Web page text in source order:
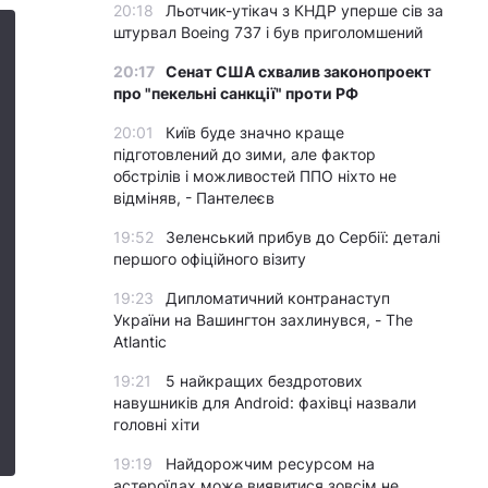
20:18
Льотчик-утікач з КНДР уперше сів за
штурвал Boeing 737 і був приголомшений
20:17 Сенат США схвалив законопроект
про "пекельні санкції" проти РФ
20:01
Київ буде значно краще
підготовлений до зими, але фактор
обстрілів і можливостей ППО ніхто не
відміняв, - Пантелеєв
19:52
Зеленський прибув до Сербії: деталі
першого офіційного візиту
19:23
Дипломатичний контранаступ
України на Вашингтон захлинувся, - The
Atlantic
19:21
5 найкращих бездротових
навушників для Android: фахівці назвали
головні хіти
19:19
Найдорожчим ресурсом на